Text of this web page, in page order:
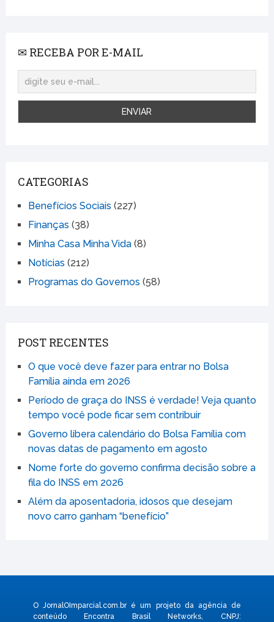
✉ RECEBA POR E-MAIL
CATEGORIAS
Benefícios Sociais (227)
Finanças (38)
Minha Casa Minha Vida(8)
Notícias (212)
Programas do Governos (58)
POST RECENTES
O que você deve fazer para entrar no Bolsa
Família ainda em 2026
Período de graça do INSS é verdade! Veja quanto
tempo você pode ficar sem contribuir
Governo libera calendário do Bolsa Família com
novas datas de pagamento em agosto
Nome forte do governo confirma decisão sobre a
fila do INSS em 2026
Além da aposentadoria, idosos que desejam
novo carro ganham “benefício”
O JornalOImparcial.com.br é um projeto da agência de
conteúdo Encontra Brasil Networks, CNPJ: